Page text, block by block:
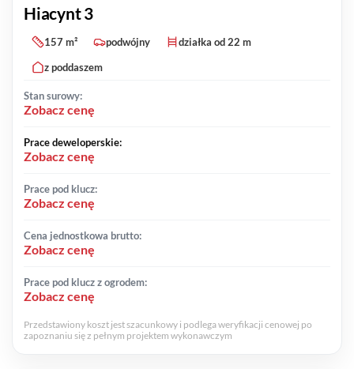
Hiacynt 3
157 m² podwójny
działka od 22 m
z poddaszem
Stan surowy:
Zobacz cenę
Prace deweloperskie:
Zobacz cenę
Prace pod klucz:
Zobacz cenę
Cena jednostkowa brutto:
Zobacz cenę
Prace pod klucz z ogrodem:
Zobacz cenę
Przedstawiony koszt jest szacunkowy i podlega weryfikacji cenowej po
zapoznaniu się z pełnym projektem wykonawczym